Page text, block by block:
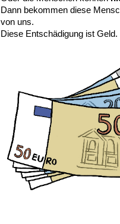
Dann bekommen diese
von uns.
Diese Entschädigung ist Geld.